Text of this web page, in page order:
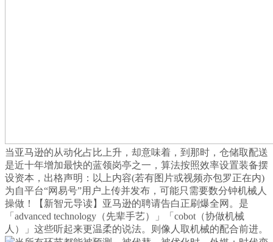
当亚马逊的从动化占比上升，却意味着，到那时，仓储取配送
是近十年增加最快的蓝领岗亭之一，算法按照效率设置装备摆
设资本，出格声明：以上内容(若有图片或视频亦包罗正在内)
为自平台“网易号”用户上传并发布，可能只需要数分钟机械人
操做！【新智元导读】亚马逊的聘请告白正刷爆全网。是
「advanced technology（先辈手艺）」「cobot（协做机械
人）」这些听起来更温柔的说法。则像人取机械的配合前进。